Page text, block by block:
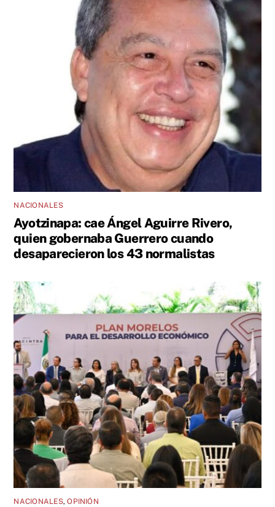
NACIONALES
Ayotzinapa: cae Ángel Aguirre Rivero,
quien gobernaba Guerrero cuando
desaparecieron los 43 normalistas
NACIONALES,OPINIÓN